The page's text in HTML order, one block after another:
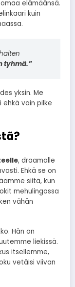
elämäänsä.
kuin
tyhmä.”
yksin. Me
ehkä vain pilke
, draamalle
Ehkä se on
siitä, kun
mehulingossa
vähän
Hän on
liekissä.
itsellemme,
vetäisi viivan